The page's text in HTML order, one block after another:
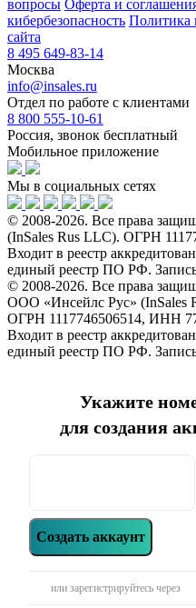
вопросы Оферта и
кибербезопасность Политика
сайта
8 495 649-83-14
Москва
info@insales.ru
Отдел по работе с клиентами
8 800 555-10-61
Россия, звонок бесплатный
Мобильное приложение
Мы в социальных сетях
© 2008-2026. Все права
(InSales Rus LLC). ОГРН
Входит в реестр
единый реестр ПО РФ.
© 2008-2026. Все права
ООО «Инсейлс Рус» (InSales
ОГРН 1117746506514, ИНН
Входит в реестр
единый реестр ПО РФ.
Укажите
для создания
Создать аккаунт
или зарегистрируйтесь через